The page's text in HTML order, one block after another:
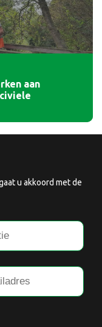
aan
u akkoord met de